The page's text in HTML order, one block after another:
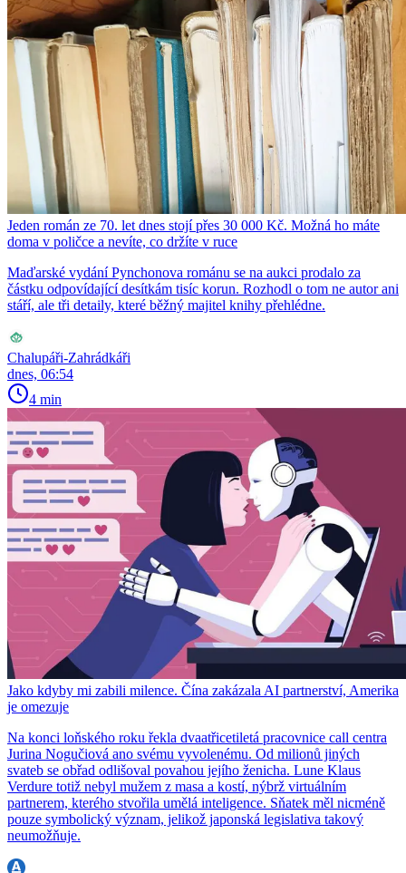
Jeden román ze 70. let dnes stojí přes 30 000 Kč. Možná ho máte
doma v poličce a nevíte, co držíte v ruce
Maďarské vydání Pynchonova románu se na aukci prodalo za
částku odpovídající desítkám tisíc korun. Rozhodl o tom ne autor ani
stáří, ale tři detaily, které běžný majitel knihy přehlédne.
Chalupáři-Zahrádkáři
dnes, 06:54
4 min
Jako kdyby mi zabili milence. Čína zakázala AI partnerství, Amerika
je omezuje
Na konci loňského roku řekla dvaatřicetiletá pracovnice call centra
Jurina Nogučiová ano svému vyvolenému. Od milionů jiných
svateb se obřad odlišoval povahou jejího ženicha. Lune Klaus
Verdure totiž nebyl mužem z masa a kostí, nýbrž virtuálním
partnerem, kterého stvořila umělá inteligence. Sňatek měl nicméně
pouze symbolický význam, jelikož japonská legislativa takový
neumožňuje.